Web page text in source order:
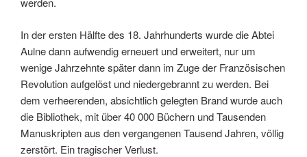
In der ersten Hälfte des 18. Jahrhunderts wurde die Abtei
Aulne dann aufwendig erneuert und erweitert, nur um
wenige Jahrzehnte später dann im Zuge der Französischen
Revolution aufgelöst und niedergebrannt zu werden. Bei
dem verheerenden, absichtlich gelegten Brand wurde auch
die Bibliothek, mit über 40 000 Büchern und Tausenden
Manuskripten aus den vergangenen Tausend Jahren, völlig
zerstört. Ein tragischer Verlust.